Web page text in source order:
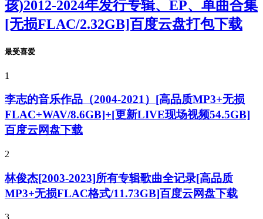
孩)2012-2024年发行专辑、EP、单曲合集
[无损FLAC/2.32GB]百度云盘打包下载
最受喜爱
1
李志的音乐作品（2004-2021）[高品质MP3+无损
FLAC+WAV/8.6GB]+[更新LIVE现场视频54.5GB]
百度云网盘下载
2
林俊杰[2003-2023]所有专辑歌曲全记录[高品质
MP3+无损FLAC格式/11.73GB]百度云网盘下载